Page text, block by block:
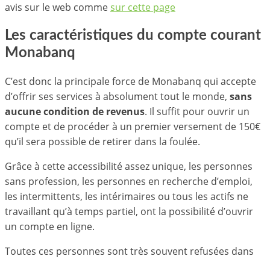
avis sur le web commesur cette page
Les caractéristiques du compte courant
Monabanq
C’est donc la principale force de Monabanq qui accepte
d’offrir ses services à absolument tout le monde, sans
aucune condition de revenus. Il suffit pour ouvrir un
compte et de procéder à un premier versement de 150€
qu’il sera possible de retirer dans la foulée.
Grâce à cette accessibilité assez unique, les personnes
sans profession, les personnes en recherche d’emploi,
les intermittents, les intérimaires ou tous les actifs ne
travaillant qu’à temps partiel, ont la possibilité d’ouvrir
un compte en ligne.
Toutes ces personnes sont très souvent refusées dans